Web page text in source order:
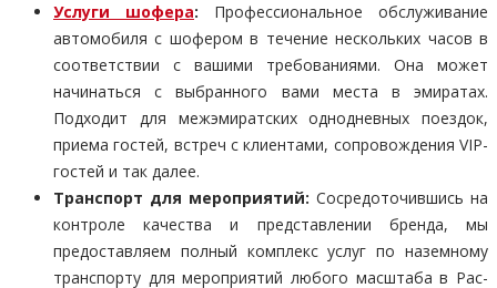
Услуги шофера: Профессиональное обслуживание
автомобиля с шофером в течение нескольких часов в
соответствии с вашими требованиями. Она может
начинаться с выбранного вами места в эмиратах.
Подходит для межэмиратских однодневных поездок,
приема гостей, встреч с клиентами, сопровождения VIP-
гостей и так далее.
Транспорт для мероприятий: Сосредоточившись на
контроле качества и представлении бренда, мы
предоставляем полный комплекс услуг по наземному
транспорту для мероприятий любого масштаба в Рас-